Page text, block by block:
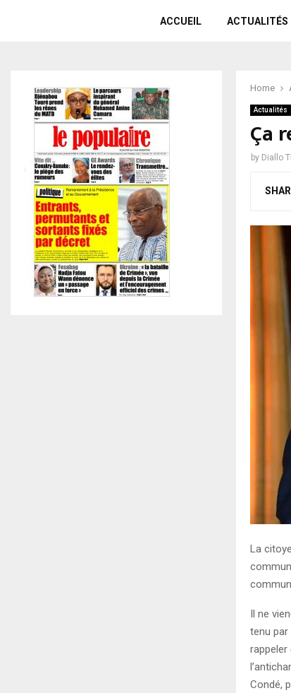
ACCUEIL ACTUALITÉS
Home
Actualités
Ça
by Diallo
La
Il ne
tenu par
rappeler
Condé,